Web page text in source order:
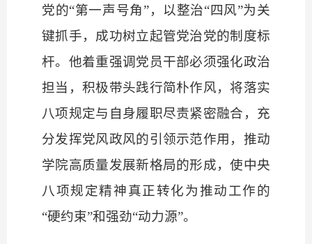
党的“第一声号角”，以整治“四风”为关
键抓手，成功树立起管党治党的制度标
杆。他着重强调党员干部必须强化政治
担当，积极带头践行简朴作风，将落实
八项规定与自身履职尽责紧密融合，充
分发挥党风政风的引领示范作用，推动
学院高质量发展新格局的形成，使中央
八项规定精神真正转化为推动工作的
“硬约束”和强劲“动力源”。